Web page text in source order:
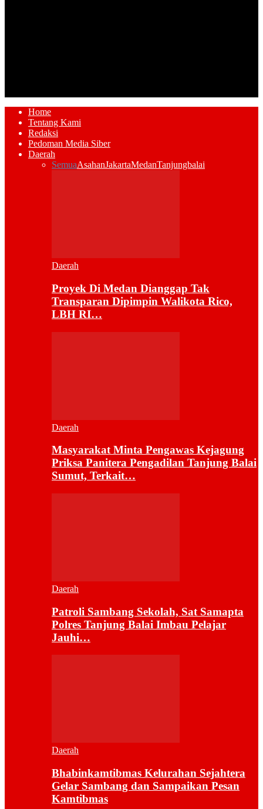
Home
Tentang Kami
Redaksi
Pedoman Media Siber
Daerah
SemuaAsahanJakartaMedanTanjungbalai
Daerah
Proyek Di Medan Dianggap Tak
Transparan Dipimpin Walikota Rico,
LBH RI…
Daerah
Masyarakat Minta Pengawas Kejagung
Priksa Panitera Pengadilan Tanjung Balai
Sumut, Terkait…
Daerah
Patroli Sambang Sekolah, Sat Samapta
Polres Tanjung Balai Imbau Pelajar
Jauhi…
Daerah
Bhabinkamtibmas Kelurahan Sejahtera
Gelar Sambang dan Sampaikan Pesan
Kamtibmas